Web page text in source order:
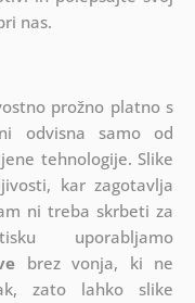
nas.
prožno platno s
odvisna samo od
tehnologije. Slike
kar zagotavlja
ni treba skrbeti za
uporabljamo
brez vonja, ki ne
zato lahko slike